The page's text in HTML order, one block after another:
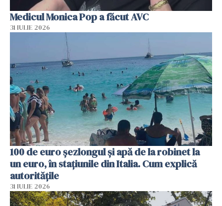
Medicul Monica Pop a făcut AVC
31 IULIE 2026
100 de euro șezlongul și apă de la robinet la
un euro, în stațiunile din Italia. Cum explică
autoritățile
31 IULIE 2026